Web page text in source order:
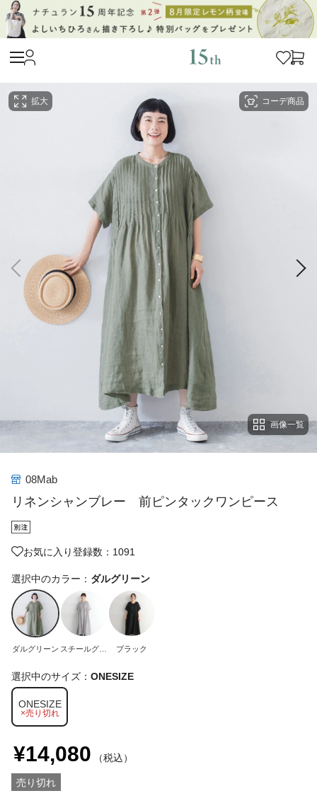
コーデ商品
拡大
画像一覧
08Mab
リネンシャンブレー 前ピンタックワンピース
お気に入り登録数：1091
選択中のカラー： ダルグリーン
ダルグリーン スチールグレ
ブラック
選択中のサイズ： ONESIZE
ONESIZE
×売り切れ
¥14,080 （税込）
売り切れ